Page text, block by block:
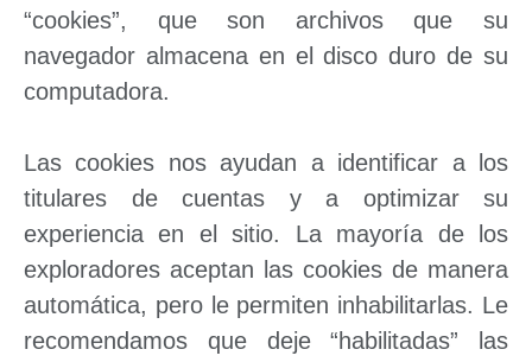
“cookies”, que son archivos que su
navegador almacena en el disco duro de su
computadora.
Las cookies nos ayudan a identificar a los
titulares de cuentas y a optimizar su
experiencia en el sitio. La mayoría de los
exploradores aceptan las cookies de manera
automática, pero le permiten inhabilitarlas. Le
recomendamos que deje “habilitadas” las